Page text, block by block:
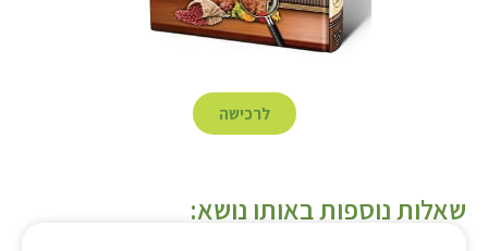
לרכישה
שאלות נוספות באותו נושא: